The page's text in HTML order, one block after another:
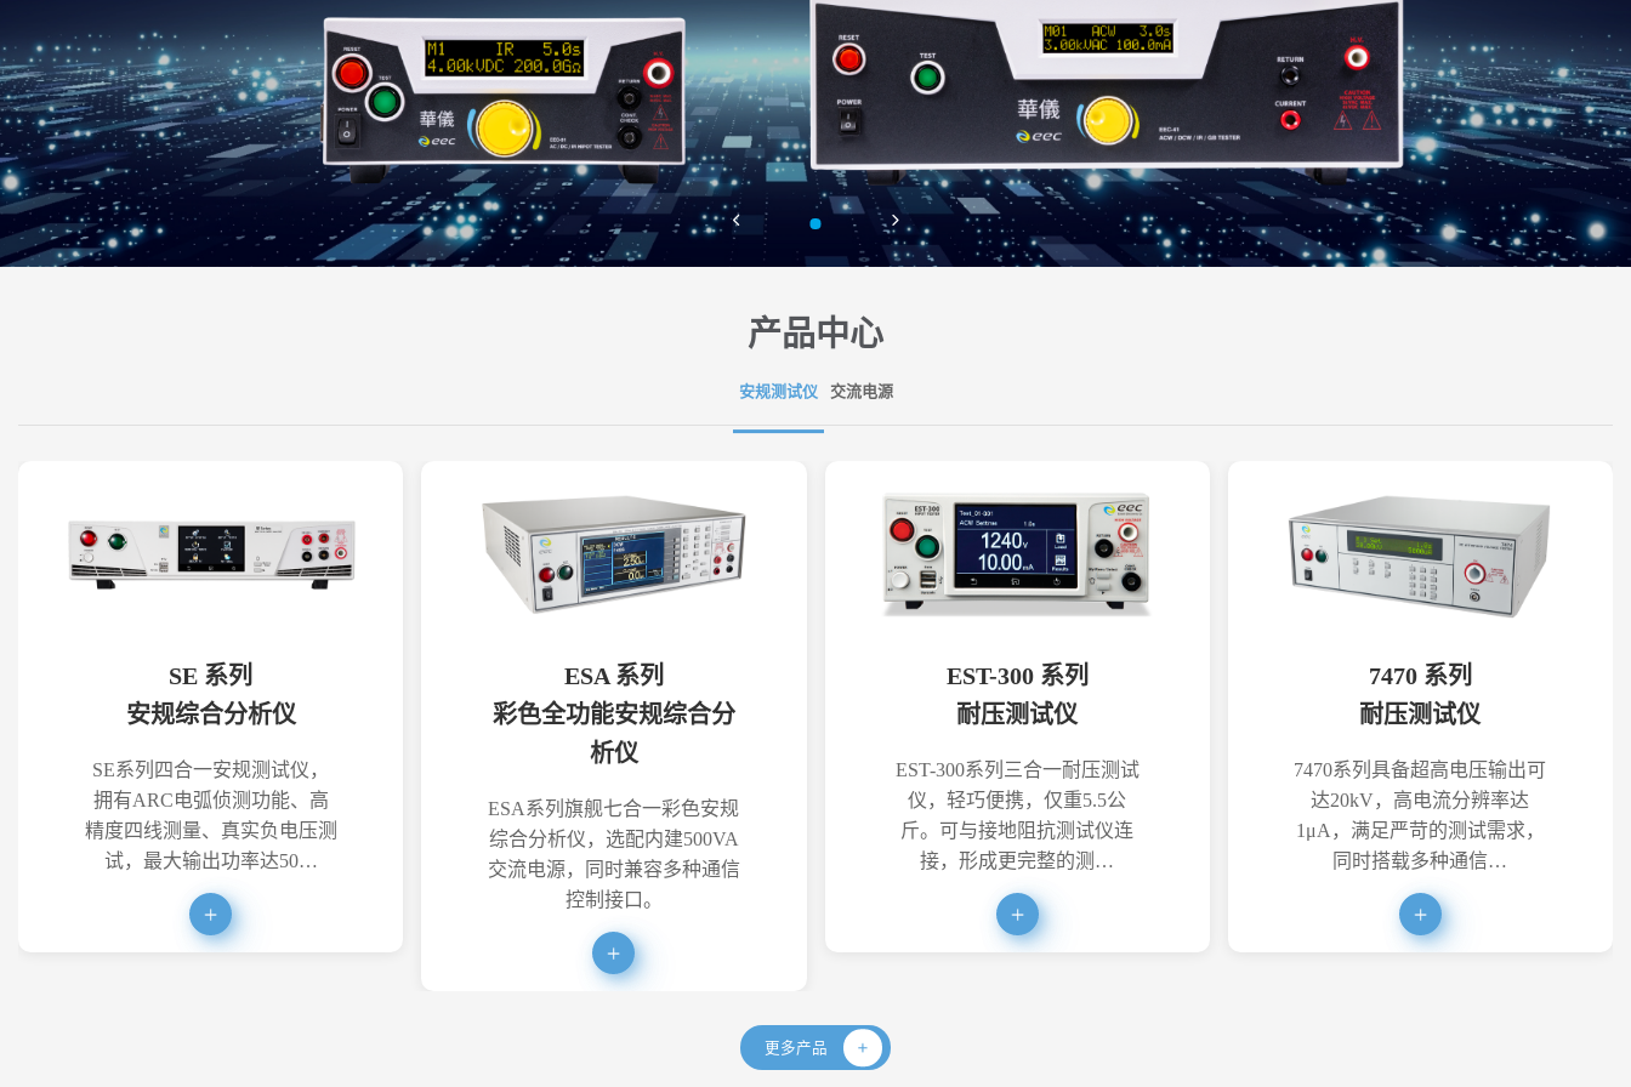
产品中心
安规测试仪 交流电源
SE 系列
安规综合分析仪
SE系列四合一安规测试仪，
拥有ARC电弧侦测功能、高
精度四线测量、真实负电压测
试，最大输出功率达50…
ESA 系列
彩色全功能安规综合分
析仪
ESA系列旗舰七合一彩色安规
综合分析仪，选配内建500VA
交流电源，同时兼容多种通信
控制接口。
EST-300 系列
耐压测试仪
EST-300系列三合一耐压测试
仪，轻巧便携，仅重5.5公
斤。可与接地阻抗测试仪连
接，形成更完整的测…
7470 系列
耐压测试仪
7470系列具备超高电压输出可
达20kV，高电流分辨率达
1μA，满足严苛的测试需求，
同时搭载多种通信…
更多产品